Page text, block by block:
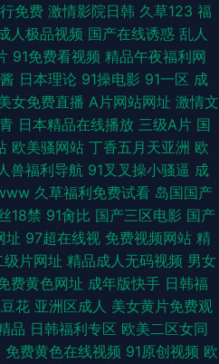
免费 激情影院日韩 久草123 福
人极品视频 国产在线诱惑 乱人
91免费看视频 精品午夜福利网
日本理论 91操电影 91一区 成
女免费直播 A片网站网址 激情文
日本精品在线播放 三级A片 国
欧美骚网站 丁香五月天亚洲 欧
人兽福利导航 91叉叉操小骚逼 成
久草福利免费试看 岛国国产
18禁 91肏比 国产三区电影 国产
址 97超在线视 免费视频网站 精
级片网址 精品成人无码视频 男女
费黄色网址 成年版快手 日韩福
花 亚洲区成人 美女黄片免费观
品 日韩福利专区 欧美二区女同
免费黄色在线视频 91原创视频 欧